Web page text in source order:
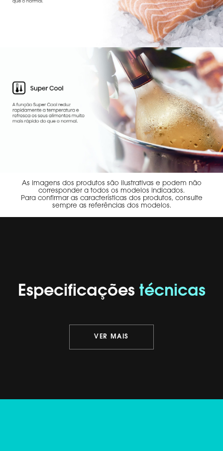
As imagens dos produtos são ilustrativas e podem não
corresponder a todos os modelos indicados.
Para confirmar as características dos produtos, consulte
sempre as referências dos modelos.
Especificações técnicas
VER MAIS